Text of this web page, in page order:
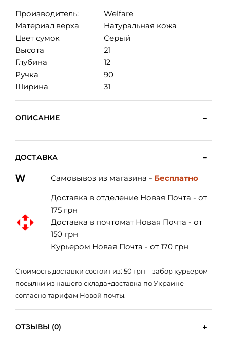
Производитель:
Welfare
Материал верха
Натуральная кожа
Цвет сумок
Серый
Высота
21
Глубина
12
Ручка
90
Ширина
31
ОПИСАНИЕ
ДОСТАВКА
Самовывоз из магазина - Бесплатно
Доставка в отделение Новая Почта - от
175 грн
Доставка в почтомат Новая Почта - от
150 грн
Курьером Новая Почта - от 170 грн
Стоимость доставки состоит из: 50 грн – забор курьером
посылки из нашего склада+доставка по Украине
согласно тарифам Новой почты.
ОТЗЫВЫ (0)